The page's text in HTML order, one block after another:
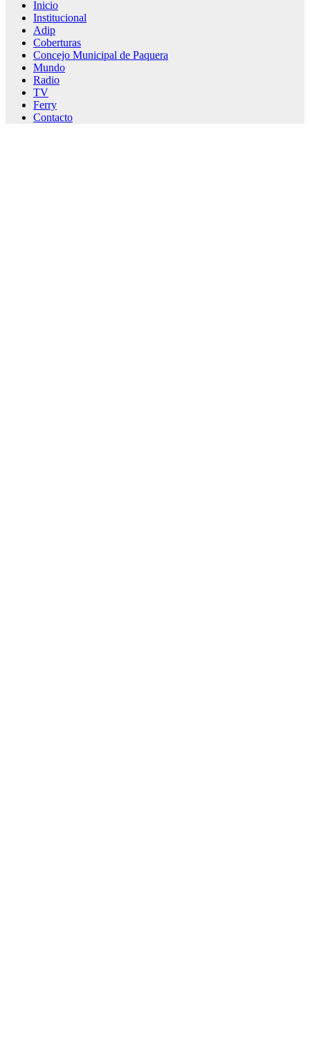
Inicio
Institucional
Adip
Coberturas
Concejo Municipal de Paquera
Mundo
Radio
TV
Ferry
Contacto